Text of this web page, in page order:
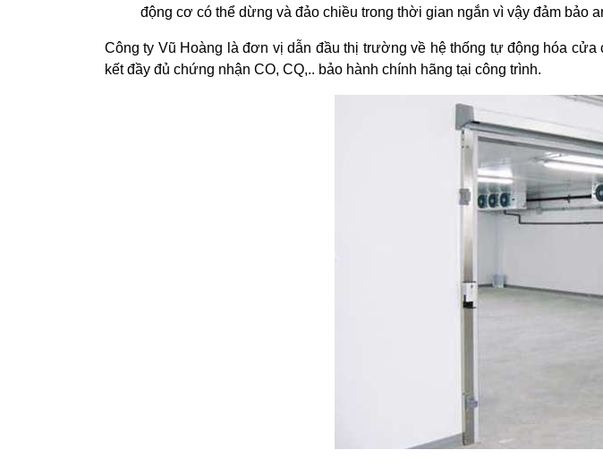
động cơ có thể dừng và đảo chiều trong thời gian ngắn vì vậy đảm bảo
Công ty Vũ Hoàng là đơn vị dẫn đầu thị trường về hệ thống tự động hóa
kết đầy đủ chứng nhận CO, CQ,.. bảo hành chính hãng tại công trình.